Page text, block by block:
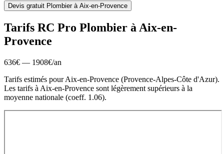
Devis gratuit Plombierà Aix-en-Provence
Tarifs RC Pro Plombier à Aix-en-
Provence
636€ — 1908€/an
Tarifs estimés pourAix-en-Provence (Provence-Alpes-Côte d'Azur).
Les tarifs à Aix-en-Provence sont légèrement supérieurs à la
moyenne nationale (coeff. 1.06).